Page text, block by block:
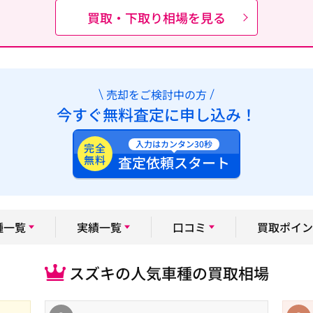
買取・下取り相場を見る
売却をご検討中の方
今すぐ無料査定に申し込み！
完全
無料
入力はカンタン30秒
査定依頼スタート
覧 実績一覧 口コミ 買取ポイ
スズキの人気車種の買取相場